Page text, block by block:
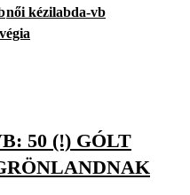
női kézilabda-vb
50 (!) GÓLT